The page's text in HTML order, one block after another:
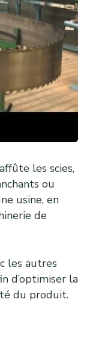
les scies,
ou
usine, en
de
les autres
d’optimiser la
du produit.